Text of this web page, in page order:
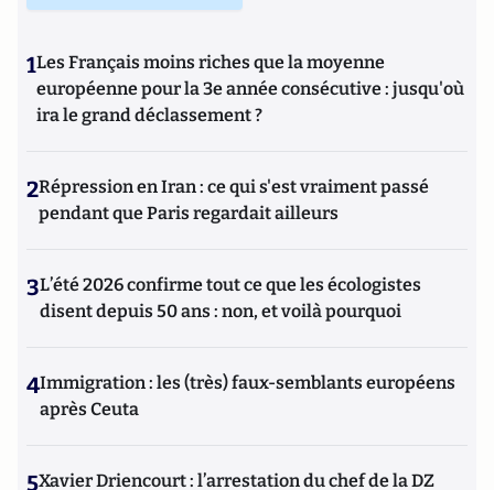
1Les Français moins riches que la moyenne
européenne pour la 3e année consécutive : jusqu'où
ira le grand déclassement ?
2Répression en Iran : ce qui s'est vraiment passé
pendant que Paris regardait ailleurs
3L’été 2026 confirme tout ce que les écologistes
disent depuis 50 ans : non, et voilà pourquoi
4Immigration : les (très) faux-semblants européens
après Ceuta
5Xavier Driencourt : l’arrestation du chef de la DZ